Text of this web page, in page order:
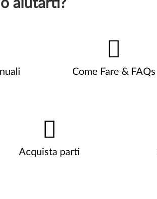
aiutarti?
Come Fare & FAQs
Acquista parti